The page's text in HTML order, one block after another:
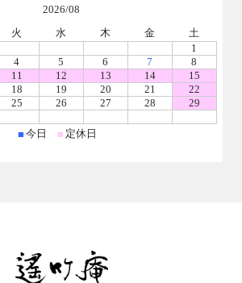
2026/08
火 水 木 金
土
1
4 5 6 7
8
11 12 13 14
15
18 19 20 21
22
25 26 27 28
29
■ 今日 ■ 定休日